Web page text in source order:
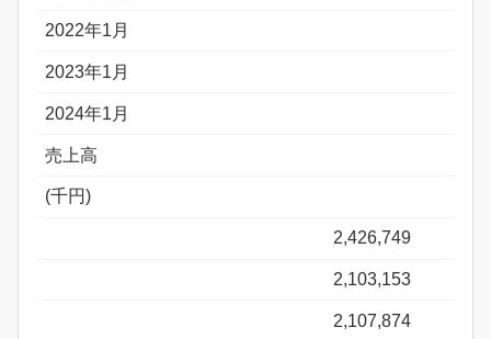
2022年1月
2023年1月
2024年1月
売上高
(千円)
2,426,749
2,103,153
2,107,874